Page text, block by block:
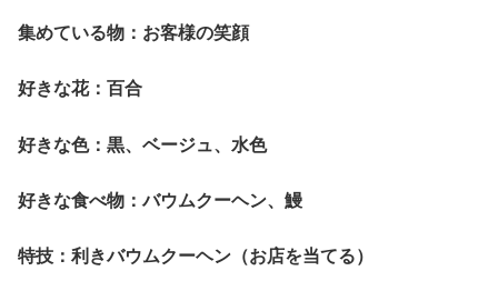
集めている物：お客様の笑顔
好きな花：百合
好きな色：黒、ベージュ、水色
好きな食べ物：バウムクーヘン、鰻
特技：利きバウムクーヘン（お店を当てる）